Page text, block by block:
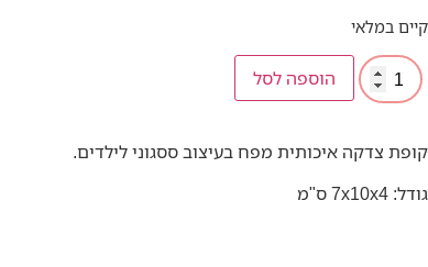
קיים במלאי
הוספה לסל
קופת צדקה איכותית מפח בעיצוב ססגוני לילדים.
גודל: 7x10x4 ס"מ